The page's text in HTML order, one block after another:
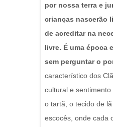
por nossa terra e
crianças nascerão
de acreditar na
livre. É uma época
sem perguntar o
característico dos
cultural e
o tartã, o tecido de
escocês, onde cada